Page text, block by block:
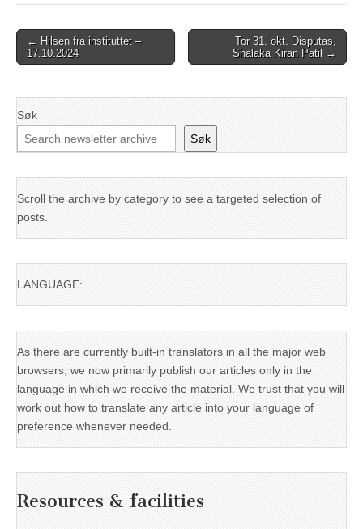
Post
navigation
← Hilsen fra instituttet –
17.10.2024
Tor 31. okt. Disputas,
Shalaka Kiran Patil →
Søk
Søk
Scroll the archive by category to see a targeted selection of
posts.
LANGUAGE:
As there are currently built-in translators in all the major web
browsers, we now primarily publish our articles only in the
language in which we receive the material. We trust that you will
work out how to translate any article into your language of
preference whenever needed.
Resources & facilities